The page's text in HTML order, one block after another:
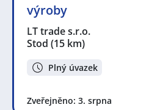
výroby
LT trade s.r.o.
Stod (15 km)
Plný úvazek
Zveřejněno: 3. srpna